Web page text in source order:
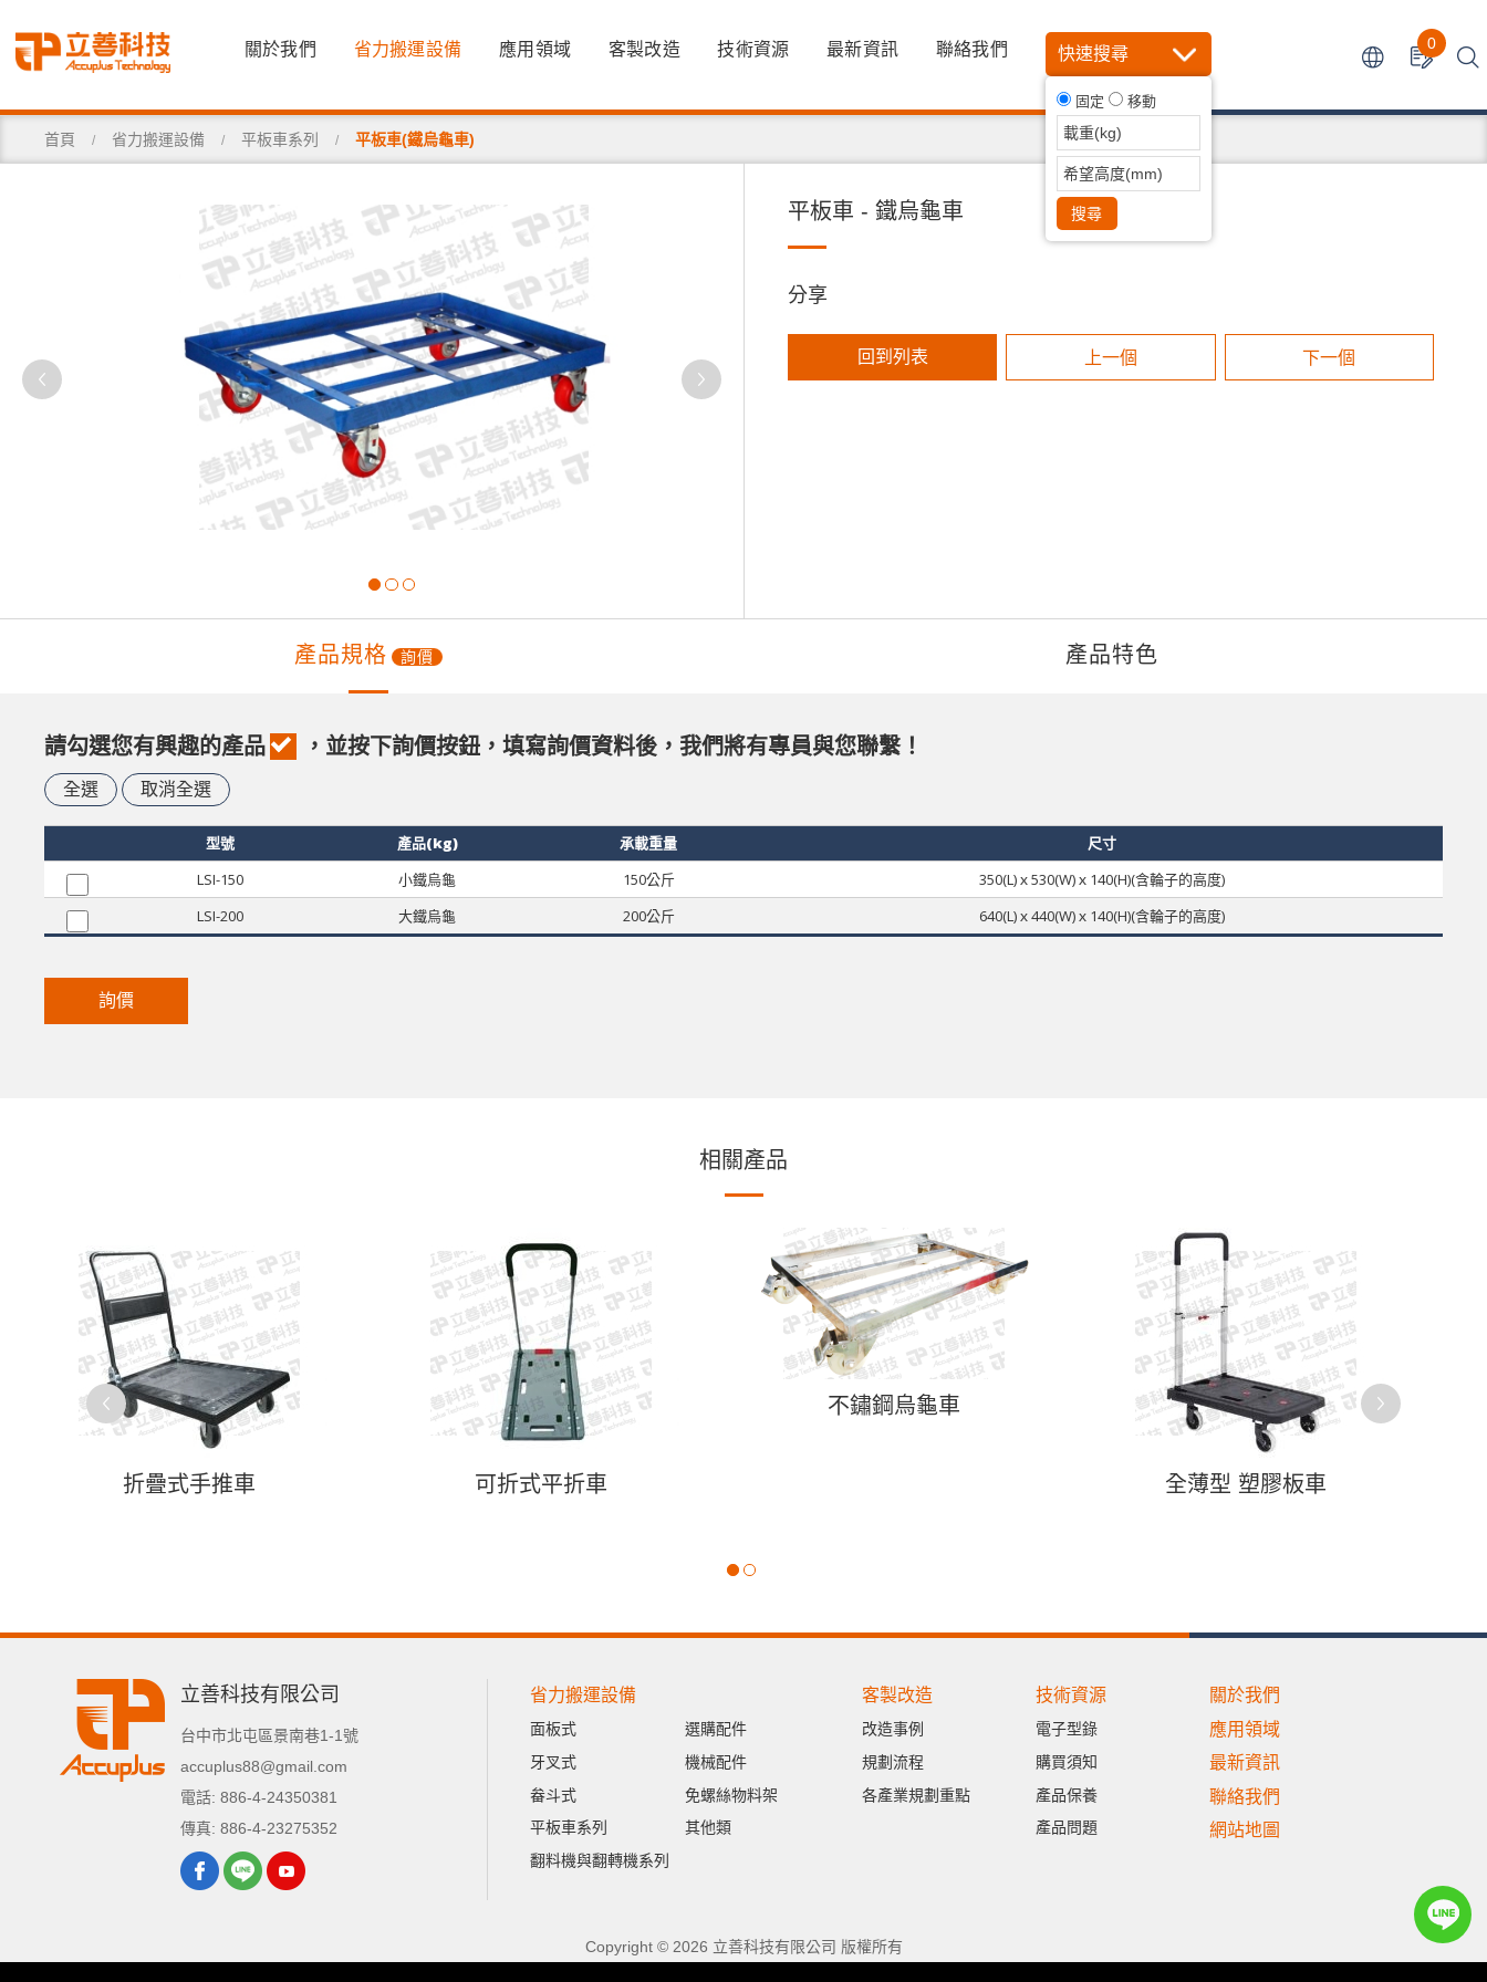
關於我們 省力搬運設備 應用領域 客製改造 技術資源 最新資訊 聯絡我們 快速搜尋
固定 移動
搜尋
0
首頁 省力搬運設備 平板車系列 平板車(鐵烏龜車)
平板車 - 鐵烏龜車
分享
回到列表 上一個 下一個
產品規格 詢價 產品特色
請勾選您有興趣的產品 ，並按下詢價按鈕，填寫詢價資料後，我們將有專員與您聯繫！
全選 取消全選
型號 產品(kg) 承載重量
尺寸
LSI-150
小鐵烏龜 150公斤
350(L)ｘ530(W)ｘ140(H)(含輪子的高度)
LSI-200
大鐵烏龜 200公斤 640(L)ｘ440(W)ｘ140(H)(含輪子的高度)
詢價
相關產品
折疊式手推車 可折式平折車
不鏽鋼烏龜車
全薄型 塑膠板車
立善科技有限公司
台中市北屯區景南巷1-1號
accuplus88@gmail.com
電話: 886-4-24350381
傳真: 886-4-23275352
省力搬運設備
面板式
牙叉式
畚斗式
平板車系列
翻料機與翻轉機系列
選購配件
機械配件
免螺絲物料架
其他類
客製改造
改造事例
規劃流程
各產業規劃重點
技術資源
電子型錄
購買須知
產品保養
產品問題
關於我們
應用領域
最新資訊
聯絡我們
網站地圖
Copyright © 2026 立善科技有限公司 版權所有